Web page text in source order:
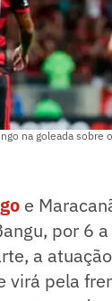
na goleada sobre
e
por 6
a
virá pela